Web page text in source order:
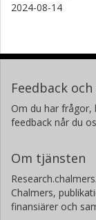
2024-08-14
Feedback
Om du har frågor,
feedback når du
Om tjänsten
Chalmers,
finansiärer och